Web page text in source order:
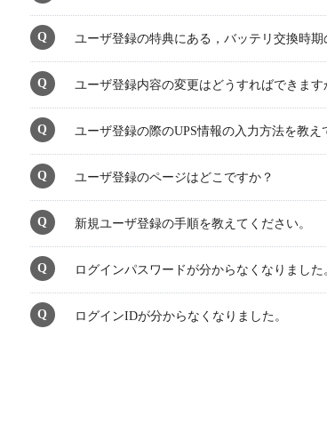
ユーザ登録の特典にある，バッテリ交換時
ユーザ登録内容の変更はどうすればできます
ユーザ登録の際のUPS情報の入力方法を教え
ユーザ登録のページはどこですか？
新規ユーザ登録の手順を教えてください。
ログインパスワードが分からなくなりました
ログインIDが分からなくなりました。